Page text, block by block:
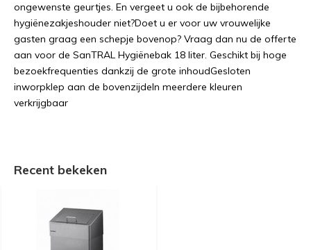
ongewenste geurtjes. En vergeet u ook de bijbehorende
hygiënezakjeshouder niet?Doet u er voor uw vrouwelijke
gasten graag een schepje bovenop? Vraag dan nu de offerte
aan voor de SanTRAL Hygiënebak 18 liter. Geschikt bij hoge
bezoekfrequenties dankzij de grote inhoudGesloten
inworpklep aan de bovenzijdeIn meerdere kleuren
verkrijgbaar
Recent bekeken